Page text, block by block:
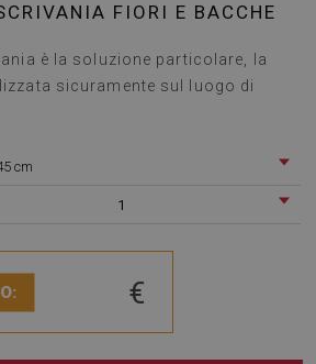
FIORI E BACCHE
è la soluzione particolare, la
sicuramente sul luogo di
cm
1
€